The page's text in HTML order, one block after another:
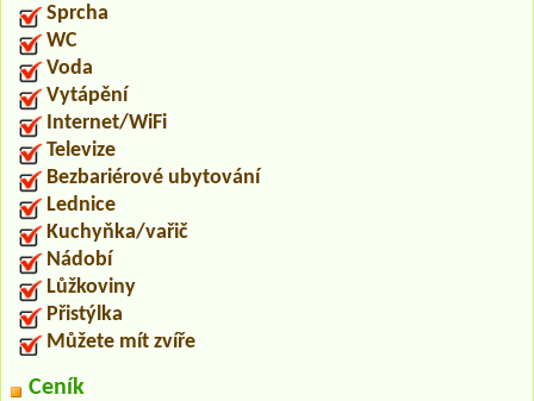
Sprcha
WC
Voda
Vytápění
Internet/WiFi
Televize
Bezbariérové ubytování
Lednice
Kuchyňka/vařič
Nádobí
Lůžkoviny
Přistýlka
Můžete mít zvíře
Ceník